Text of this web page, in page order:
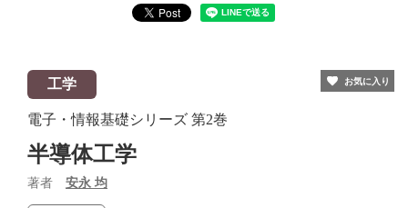
工学
電子・情報基礎シリーズ 第2巻
半導体工学
著者 安永 均
お気に入り